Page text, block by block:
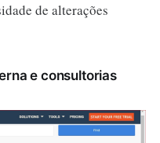
de alterações
e consultorias